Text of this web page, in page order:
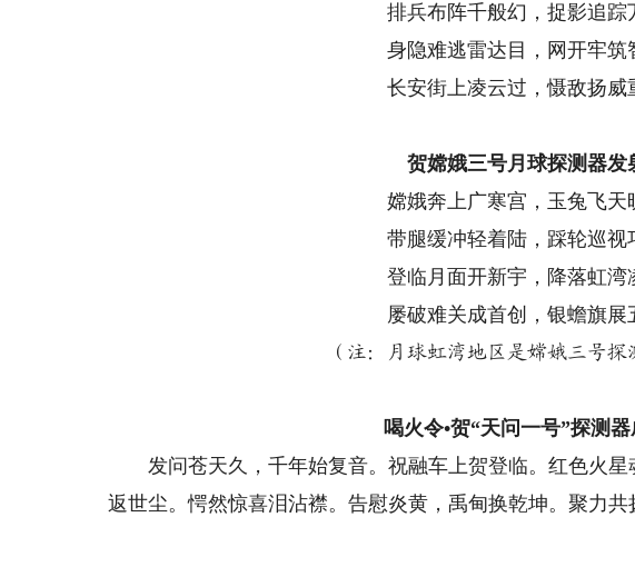
排兵布阵千般幻，捉影追踪
身隐难逃雷达目，网开牢筑
长安街上凌云过，慑敌扬威
贺嫦娥三号月球探测器发
嫦娥奔上广寒宫，玉兔飞天
带腿缓冲轻着陆，踩轮巡视
登临月面开新宇，降落虹湾
屡破难关成首创，银蟾旗展
（注：月球虹湾地区是嫦娥三号探
喝火令•贺“天问一号”探测
发问苍天久，千年始复音。祝融车上贺登临。红色火星
返世尘。愕然惊喜泪沾襟。告慰炎黄，禹甸换乾坤。聚力共